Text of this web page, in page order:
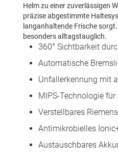
Helm zu einer zuverlässigen
präzise abgestimmte
langanhaltende Frische
besonders alltagstauglich.
360° Sichtbarkeit
Automatische
Unfallerkennung mit
MIPS-Technologie
Verstellbares
Antimikrobielles
Austauschbares